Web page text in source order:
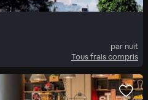
par nuit
Tous frais compris